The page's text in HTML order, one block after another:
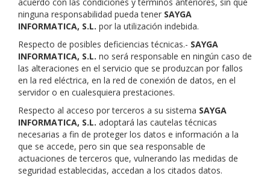
ninguna responsabilidad pueda tener SAYGA
INFORMATICA, S.L. por la utilización indebida.
Respecto de posibles deficiencias técnicas.- SAYGA
INFORMATICA, S.L. no será responsable en ningún caso de
las alteraciones en el servicio que se produzcan por fallos
en la red eléctrica, en la red de conexión de datos, en el
servidor o en cualesquiera prestaciones.
Respecto al acceso por terceros a su sistema SAYGA
INFORMATICA, S.L. adoptará las cautelas técnicas
necesarias a fin de proteger los datos e información a la
que se accede, pero sin que sea responsable de
actuaciones de terceros que, vulnerando las medidas de
seguridad establecidas, accedan a los citados datos.